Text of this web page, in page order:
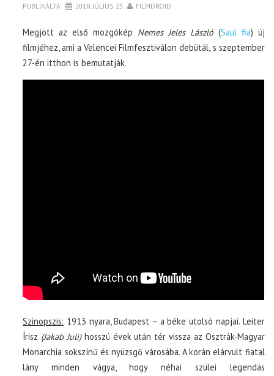
PUBLIKÁLTA 2018. JÚLIUS 25. FILMDROID
Megjött az első mozgókép Nemes Jeles László(Saul fia) új
filmjéhez, ami a Velencei Filmfesztiválon debütál, s szeptember
27-én itthon is bemutatják.
Szinopszis: 1913 nyara, Budapest – a béke utolsó napjai. Leiter
Írisz (Jakab Juli)hosszú évek után tér vissza az Osztrák-Magyar
Monarchia sokszínű és nyüzsgő városába. A korán elárvult fiatal
lány minden vágya, hogy néhai szülei legendás